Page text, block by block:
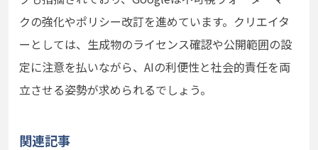
クの強化やポリシー改訂を進めています。クリエイタ
ーとしては、生成物のライセンス確認や公開範囲の設
定に注意を払いながら、AIの利便性と社会的責任を両
立させる姿勢が求められるでしょう。
関連記事